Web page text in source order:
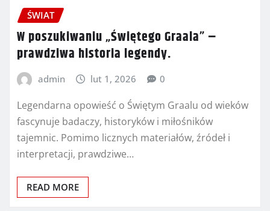
ŚWIAT
W poszukiwaniu „Świętego Graala” –
prawdziwa historia legendy.
admin lut 1, 2026 0
Legendarna opowieść o Świętym Graalu od wieków
fascynuje badaczy, historyków i miłośników
tajemnic. Pomimo licznych materiałów, źródeł i
interpretacji, prawdziwe…
READ MORE